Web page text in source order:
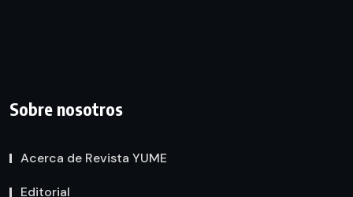
Sobre nosotros
Acerca de Revista YUME
Editorial